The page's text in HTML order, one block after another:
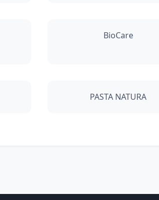
BioCare
PASTA NATURA